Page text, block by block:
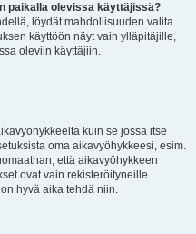
paikalla olevissa käyttäjissä?
löydät mahdollisuuden valita
käyttöön näyt vain ylläpitäjille,
oleviin käyttäjiin.
kuin se jossa itse
oma aikavyöhykkeesi, esim.
että aikavyöhykkeen
ovat vain rekisteröityneille
hyvä aika tehdä niin.